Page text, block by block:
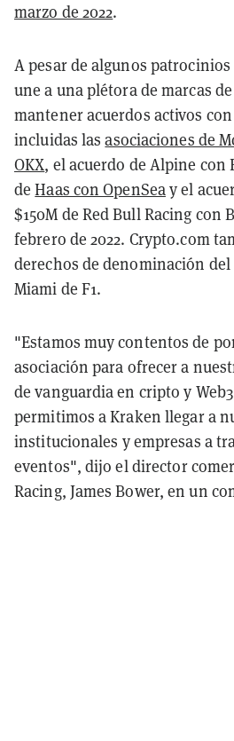
marzo de 2022.
A pesar de algunos
une a una plétora de marcas
mantener acuerdos activos con
incluidas lasasociaciones de
OKX, el acuerdo de Alpine con
deHaas con OpenSeay el
$150M de Red Bull Racing con
febrero de 2022. Crypto.com
derechos de denominación del
Miami de F1.
"Estamos muy contentos de
asociación para ofrecer a
de vanguardia en cripto y
permitimos a Kraken llegar a
institucionales y empresas a
eventos", dijo el director
Racing, James Bower, en un